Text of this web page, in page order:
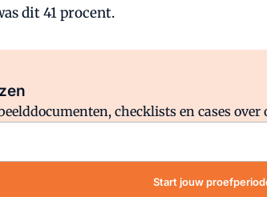
dit 41 procent.
checklists en cases over
Start jouw